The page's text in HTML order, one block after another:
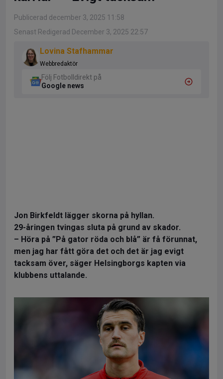
Publicerad december 3, 2025 11:58
Senast Redigerad December 3, 2025 22:57
Lovina Stafhammar
Webbredaktör
Följ Fotbolldirekt på
Google news
Jon Birkfeldt lägger skorna på hyllan.
29-åringen tvingas sluta på grund av skador.
– Höra på ”På gator röda och blå” är få förunnat,
men jag har fått göra det och det är jag evigt
tacksam över, säger Helsingborgs kapten via
klubbens uttalande.